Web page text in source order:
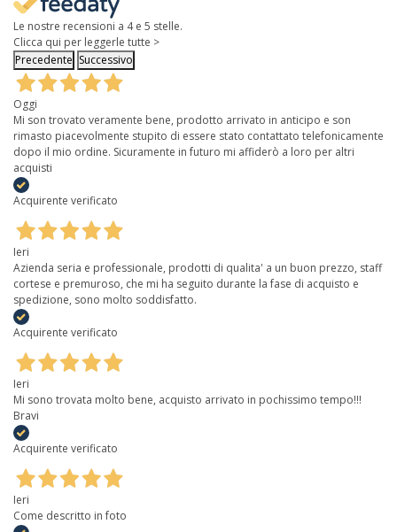
Le nostre recensioni a 4 e 5 stelle.
Clicca qui per leggerle tutte >
Precedente Successivo
Oggi
Mi son trovato veramente bene, prodotto arrivato in anticipo e son
rimasto piacevolmente stupito di essere stato contattato telefonicamente
dopo il mio ordine. Sicuramente in futuro mi affiderò a loro per altri
acquisti
Acquirente verificato
Ieri
Azienda seria e professionale, prodotti di qualita' a un buon prezzo, staff
cortese e premuroso, che mi ha seguito durante la fase di acquisto e
spedizione, sono molto soddisfatto.
Acquirente verificato
Ieri
Mi sono trovata molto bene, acquisto arrivato in pochissimo tempo!!!
Bravi
Acquirente verificato
Ieri
Come descritto in foto